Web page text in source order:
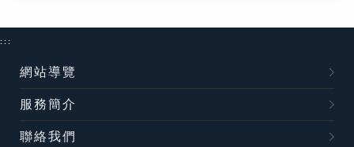
:::
網站導覽
服務簡介
聯絡我們